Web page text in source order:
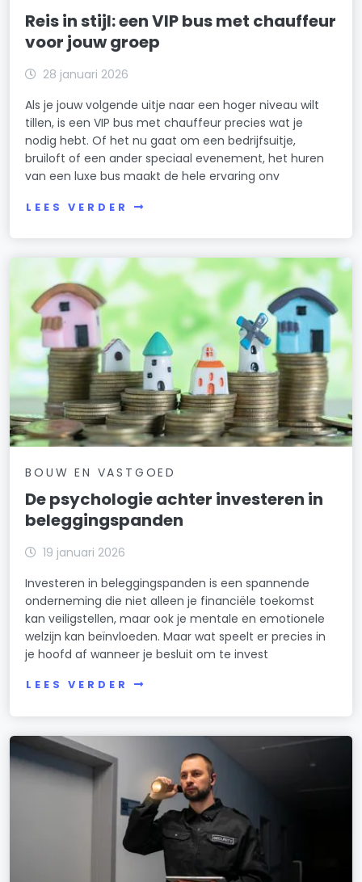
Reis in stijl: een VIP bus met chauffeur
voor jouw groep
28 januari 2026
Als je jouw volgende uitje naar een hoger niveau wilt
tillen, is een VIP bus met chauffeur precies wat je
nodig hebt. Of het nu gaat om een bedrijfsuitje,
bruiloft of een ander speciaal evenement, het huren
van een luxe bus maakt de hele ervaring onv
LEES VERDER
BOUW EN VASTGOED
De psychologie achter investeren in
beleggingspanden
19 januari 2026
Investeren in beleggingspanden is een spannende
onderneming die niet alleen je financiële toekomst
kan veiligstellen, maar ook je mentale en emotionele
welzijn kan beïnvloeden. Maar wat speelt er precies in
je hoofd af wanneer je besluit om te invest
LEES VERDER